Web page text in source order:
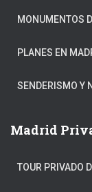
MONUMENTOS
PLANES EN
SENDERISMO Y
Madrid
TOUR PRIVADO